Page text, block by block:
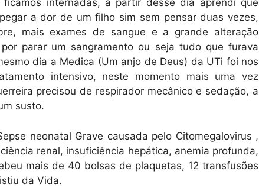
internadas, a partir desse dia aprendi que
a dor de um filho sim sem pensar duas vezes,
mais exames de sangue e a grande alteração
parar um sangramento ou seja tudo que furava
dia a Medica (Um anjo de Deus) da UTi foi nos
intensivo, neste momento mais uma vez
precisou de respirador mecânico e sedação, a
susto.
neonatal Grave causada pelo Citomegalovirus ,
renal, insuficiência hepática, anemia profunda,
mais de 40 bolsas de plaquetas, 12 transfusões
da Vida.